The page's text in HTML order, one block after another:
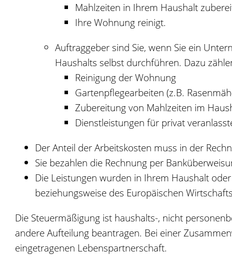
Mahlzeiten in Ihrem Haushalt
Ihre Wohnung reinigt.
Auftraggeber sind Sie, wenn Sie ein
Haushalts selbst durchführen. Dazu
Reinigung der Wohnung
Gartenpflegearbeiten (z.B.
Zubereitung von Mahlzeiten im
Dienstleistungen für privat
Der Anteil der Arbeitskosten muss in der
Sie bezahlen die Rechnung per
Die Leistungen wurden in Ihrem Haushalt
beziehungsweise des Europäischen
Die Steuermäßigung ist haushalts-, nicht
andere Aufteilung beantragen. Bei einer
eingetragenen Lebenspartnerschaft.